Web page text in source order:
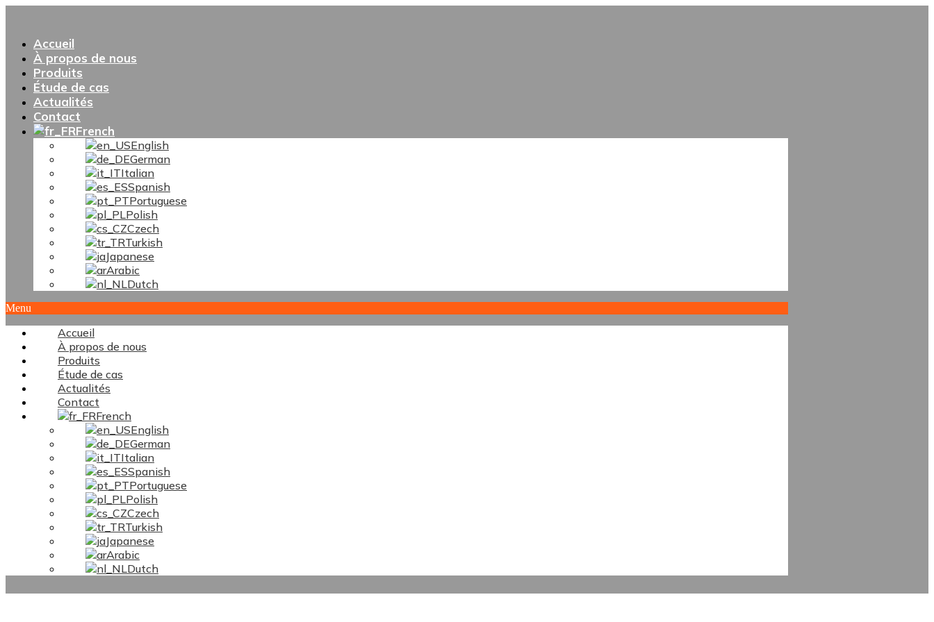
Accueil
À propos de nous
Produits
Étude de cas
Actualités
Contact
French
English
German
Italian
Spanish
Portuguese
Polish
Czech
Turkish
Japanese
Arabic
Dutch
Menu
Accueil
À propos de nous
Produits
Étude de cas
Actualités
Contact
French
English
German
Italian
Spanish
Portuguese
Polish
Czech
Turkish
Japanese
Arabic
Dutch